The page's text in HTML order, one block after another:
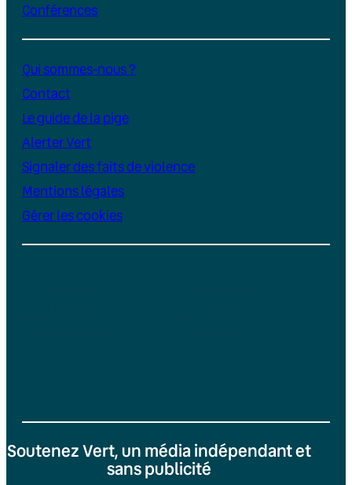
Conférences
Qui sommes-nous ?
Contact
Le guide de la pige
Alerter Vert
Signaler des faits de violence
Mentions légales
Gérer les cookies
Soutenez Vert, un média indépendant et
sans publicité